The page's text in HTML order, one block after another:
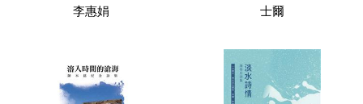
李惠娟 士爾